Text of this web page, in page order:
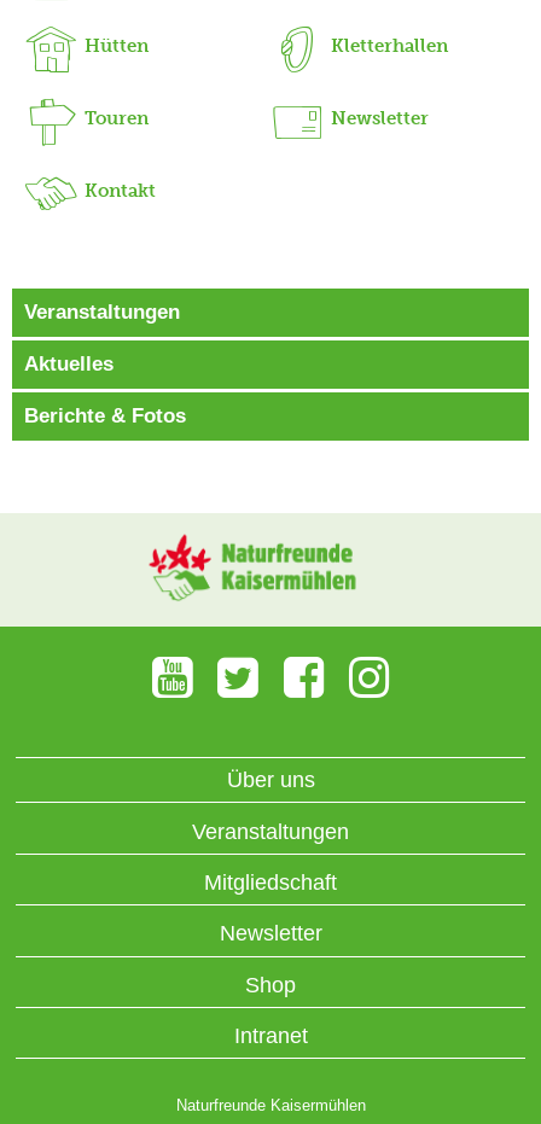
Hütten Kletterhallen
Touren Newsletter
Kontakt
Veranstaltungen
Aktuelles
Berichte & Fotos
Über uns
Veranstaltungen
Mitgliedschaft
Newsletter
Shop
Intranet
Naturfreunde Kaisermühlen